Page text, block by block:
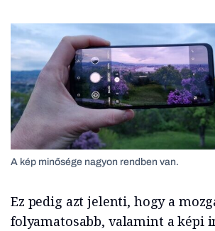
A kép minősége nagyon rendben van.
Ez pedig azt jelenti, hogy a
folyamatosabb, valamint a képi